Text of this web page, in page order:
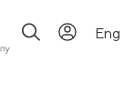
Eng